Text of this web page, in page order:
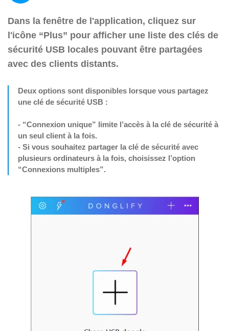
Dans la fenêtre de l'application, cliquez sur
l'icône “Plus” pour afficher une liste des clés de
sécurité USB locales pouvant être partagées
avec des clients distants.
Deux options sont disponibles lorsque vous partagez
une clé de sécurité USB :
- “Connexion unique” limite l’accès à la clé de sécurité à
un seul client à la fois.
- Si vous souhaitez partager la clé de sécurité avec
plusieurs ordinateurs à la fois, choisissez l’option
“Connexions multiples”.